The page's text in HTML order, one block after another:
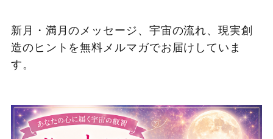
新月・満月のメッセージ、宇宙の流れ、現実創
造のヒントを無料メルマガでお届けしていま
す。